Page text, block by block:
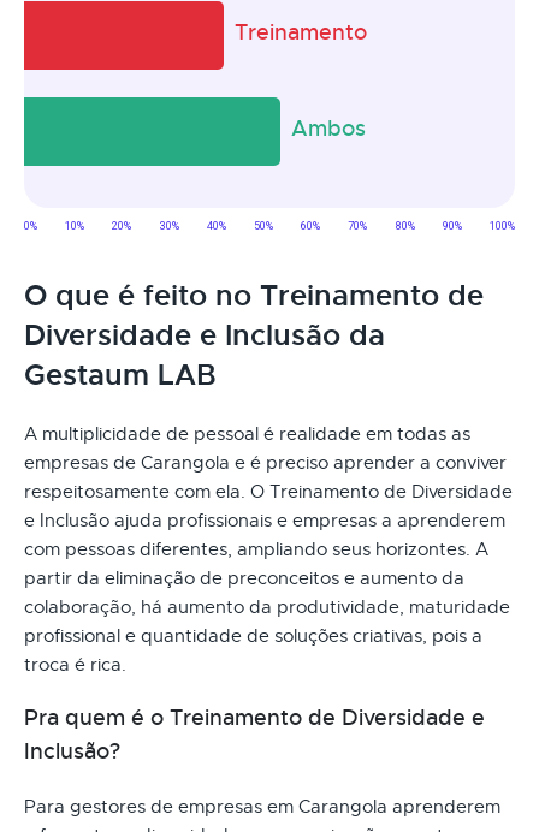
O que é feito no Treinamento de
Diversidade e Inclusão da
Gestaum LAB
A multiplicidade de pessoal é realidade em todas as
empresas de Carangola e é preciso aprender a conviver
respeitosamente com ela. O Treinamento de Diversidade
e Inclusão ajuda profissionais e empresas a aprenderem
com pessoas diferentes, ampliando seus horizontes. A
partir da eliminação de preconceitos e aumento da
colaboração, há aumento da produtividade, maturidade
profissional e quantidade de soluções criativas, pois a
troca é rica.
Pra quem é o Treinamento de Diversidade e
Inclusão?
Para gestores de empresas em Carangola aprenderem